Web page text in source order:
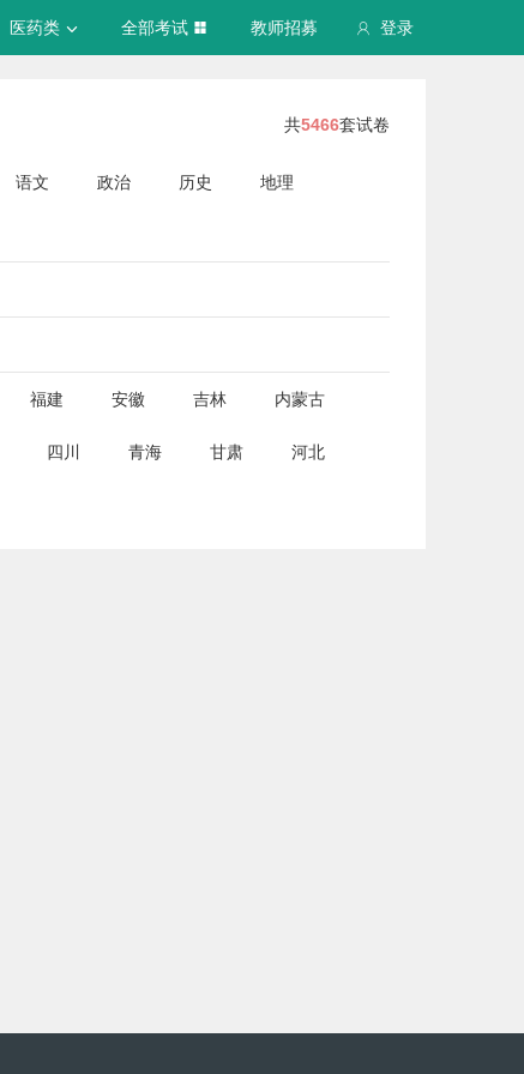
登录
医药类 全部考试 教师招募
共5466套试卷
语文 政治 历史 地理
福建 安徽 吉林 内蒙古
四川 青海 甘肃 河北